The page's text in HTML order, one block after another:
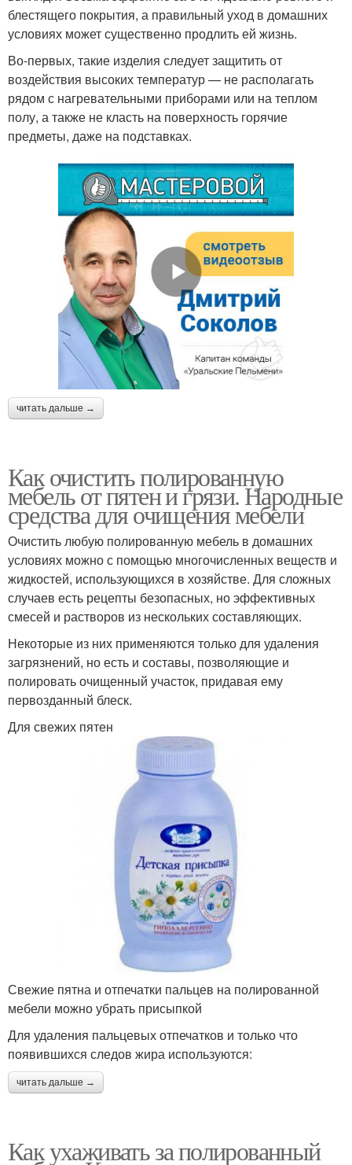
блестящего покрытия, а правильный уход в домашних
условиях может существенно продлить ей жизнь.
Во-первых, такие изделия следует защитить от
воздействия высоких температур — не располагать
рядом с нагревательными приборами или на теплом
полу, а также не класть на поверхность горячие
предметы, даже на подставках.
читать дальше →
Как очистить полированную
мебель от пятен и грязи. Народные
средства для очищения мебели
Очистить любую полированную мебель в домашних
условиях можно с помощью многочисленных веществ и
жидкостей, использующихся в хозяйстве. Для сложных
случаев есть рецепты безопасных, но эффективных
смесей и растворов из нескольких составляющих.
Некоторые из них применяются только для удаления
загрязнений, но есть и составы, позволяющие и
полировать очищенный участок, придавая ему
первозданный блеск.
Для свежих пятен
Свежие пятна и отпечатки пальцев на полированной
мебели можно убрать присыпкой
Для удаления пальцевых отпечатков и только что
появившихся следов жира используются:
читать дальше →
Как ухаживать за полированный